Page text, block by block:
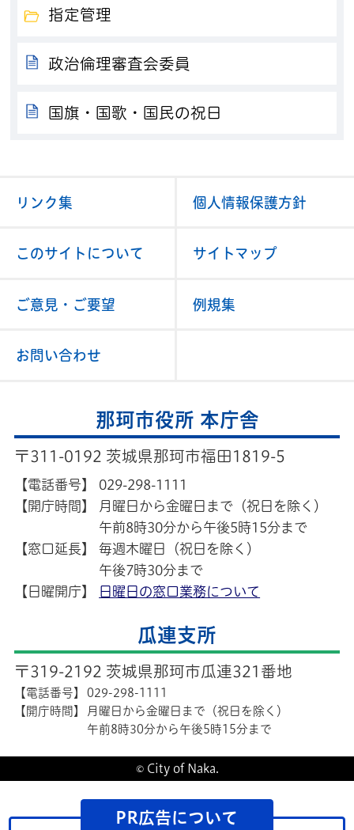
指定管理
政治倫理審査会委員
国旗・国歌・国民の祝日
リンク集 個人情報保護方針
このサイトについて サイトマップ
ご意見・ご要望 例規集
お問い合わせ
那珂市役所 本庁舎
〒311-0192 茨城県那珂市福田1819-5
【電話番号】
029-298-1111
【開庁時間】
月曜日から金曜日まで（祝日を除く）
午前8時30分から午後5時15分まで
【窓口延長】
毎週木曜日（祝日を除く）
午後7時30分まで
【日曜開庁】
日曜日の窓口業務について
瓜連支所
〒319-2192 茨城県那珂市瓜連321番地
【電話番号】
029-298-1111
【開庁時間】
月曜日から金曜日まで（祝日を除く）
午前8時30分から午後5時15分まで
© City of Naka.
PR広告について